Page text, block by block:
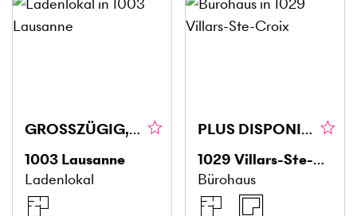
GROSSZÜGIG, AN IDEALER LAGE
1003 Lausanne
Ladenlokal
PLUS DISPONIBLE
1029 Villars-Ste-Croix
Bürohaus